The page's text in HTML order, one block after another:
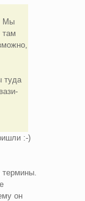
Мы
там
туда
:-)
он